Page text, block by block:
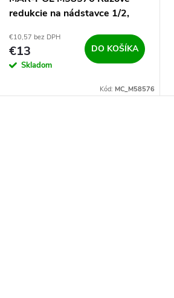
redukcie na nádstavce 1/2,
€10,57 bez DPH
€13
Skladom
DO KOŠÍKA
Kód: MC_M58576